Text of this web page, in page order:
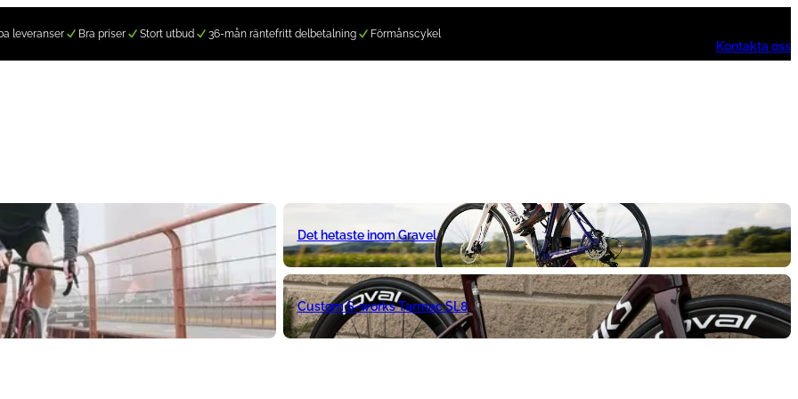
leveranser Bra priser Stort utbud 36-mån räntefritt delbetalning Förmånscykel
Kontakta oss
Det hetaste inom Gravel
Custom S-works Tarmac SL8